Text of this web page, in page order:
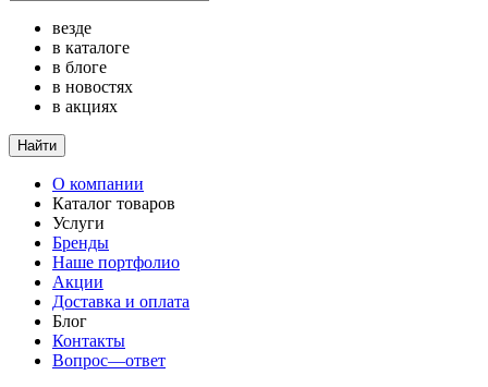
везде
в каталоге
в блоге
в новостях
в акциях
Найти
О компании
Каталог товаров
Услуги
Бренды
Наше портфолио
Акции
Доставка и оплата
Блог
Контакты
Вопрос—ответ